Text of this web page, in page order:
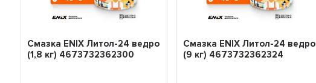
Смазка ENIX Литол-24 ведро
(1,8 кг) 4673732362300
Смазка ENIX Литол-24 ведро
(9 кг) 4673732362324